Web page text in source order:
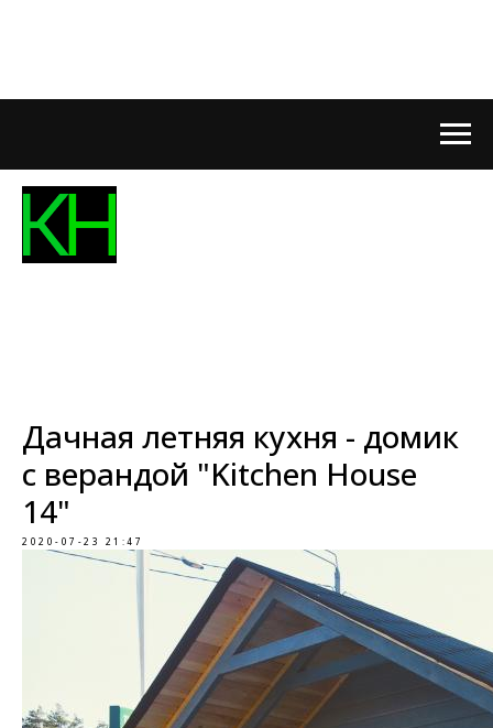
Дачная летняя кухня - домик
с верандой "Kitchen House
14"
2020-07-23 21:47